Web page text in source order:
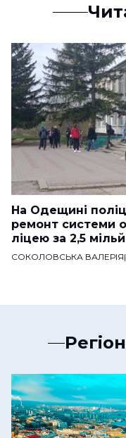
На Одещині
ремонт системи
ліцею за 2,5
СОКОЛОВСЬКА ВАЛЕРІЯ|